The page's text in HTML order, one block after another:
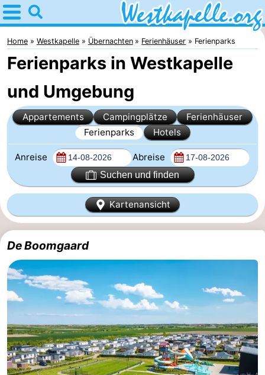
Home
Westkapelle
Tipps
Für
kindern
Übernachten
Appartements
-
Duinweg
-
Résidence
Wijngaerde
Campingplätze
Ferienhäuser
-
Buitenhof
Domburg
-
De
Boomgaard
-
De
-
Home Westkapelle Übernachten Ferienhäuser Ferienparks
Ferienparks in Westkapelle
und Umgebung
Appartements Campingplätze
Ferienhäuser
Ferienparks
Hotels
Anreise Abreise
Suchen und finden
Kartenansicht
De Boomgaard